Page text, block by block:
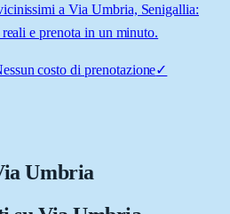
a Via Umbria, Senigallia:
e prenota in un minuto.
costo di prenotazione✓
Umbria